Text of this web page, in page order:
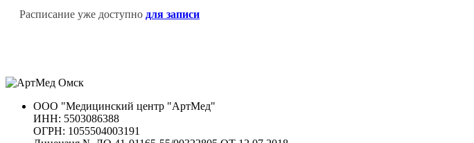
Расписание уже доступно для записи
ООО "Медицинский центр "АртМед"
ИНН: 5503086388
ОГРН: 1055504003191